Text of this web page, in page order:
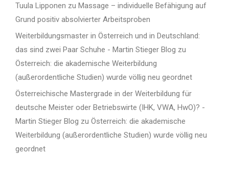
Tuula Lipponen zu Massage – individuelle Befähigung auf
Grund positiv absolvierter Arbeitsproben
Weiterbildungsmaster in Österreich und in Deutschland:
das sind zwei Paar Schuhe - Martin Stieger Blog zu
Österreich: die akademische Weiterbildung
(außerordentliche Studien) wurde völlig neu geordnet
Österreichische Mastergrade in der Weiterbildung für
deutsche Meister oder Betriebswirte (IHK, VWA, HwO)? -
Martin Stieger Blog zu Österreich: die akademische
Weiterbildung (außerordentliche Studien) wurde völlig neu
geordnet